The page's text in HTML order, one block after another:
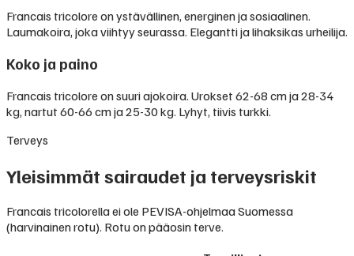
Francais tricolore on ystävällinen, energinen ja sosiaalinen.
Laumakoira, joka viihtyy seurassa. Elegantti ja lihaksikas urheilija.
Koko ja paino
Francais tricolore on suuri ajokoira. Urokset 62-68 cm ja 28-34
kg, nartut 60-66 cm ja 25-30 kg. Lyhyt, tiivis turkki.
Terveys
Yleisimmät sairaudet ja terveysriskit
Francais tricolorella ei ole PEVISA-ohjelmaa Suomessa
(harvinainen rotu). Rotu on pääosin terve.